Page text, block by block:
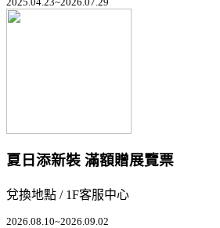
夏日添新裝 滿額贈展覽票
兌換地點 / 1F客服中心
2026.08.10~2026.09.02